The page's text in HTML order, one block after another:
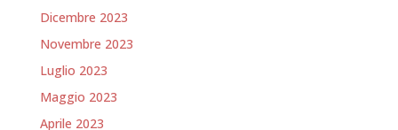
Dicembre 2023
Novembre 2023
Luglio 2023
Maggio 2023
Aprile 2023